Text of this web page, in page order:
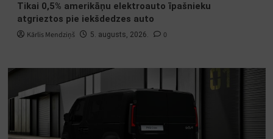
Tikai 0,5% amerikāņu elektroauto īpašnieku
atgrieztos pie iekšdedzes auto
Kārlis Mendziņš 5. augusts, 2026. 0